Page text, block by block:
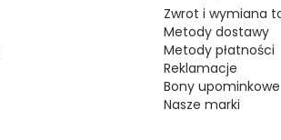
Zwrot i wymiana
Metody dostawy
Metody płatności
Reklamacje
Bony upominkowe
Nasze marki